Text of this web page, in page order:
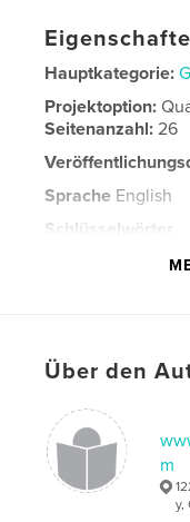
Hauptkategorie:
Projektoption:
Seitenanzahl:26
Sprache English
Schlüsselwörter
Über den
m
y,